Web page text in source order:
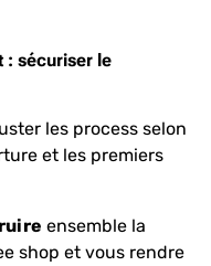
: sécuriser le
les process selon
et les premiers
ensemble la
shop et vous rendre